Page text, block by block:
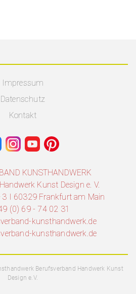
Impressum
Datenschutz
Kontakt
KUNSTHANDWERK
Kunst Design e. V.
I 60329 Frankfurt am Main
(0) 69 - 74 02 31
kunsthandwerk.de
kunsthandwerk.de
Berufsverband Handwerk Kunst
Design e.V.